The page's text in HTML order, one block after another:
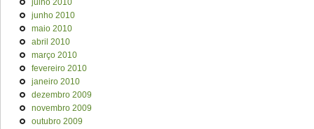
julho 2010
junho 2010
maio 2010
abril 2010
março 2010
fevereiro 2010
janeiro 2010
dezembro 2009
novembro 2009
outubro 2009